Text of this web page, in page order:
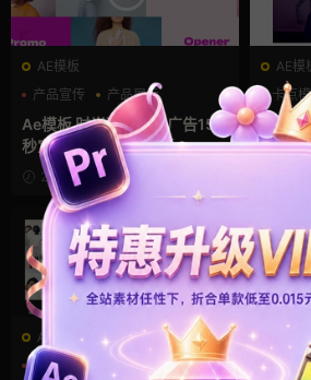
AE模板
产品宣传
产品展示
企业宣传模板
Ae模板 时尚现代创意广告15
秒宣传片活动快剪模板
2026-01-16
AE模
卡点
快剪
ae模
快闪活
AE模板
产品宣传
企业宣传模板
AE模
VLOG